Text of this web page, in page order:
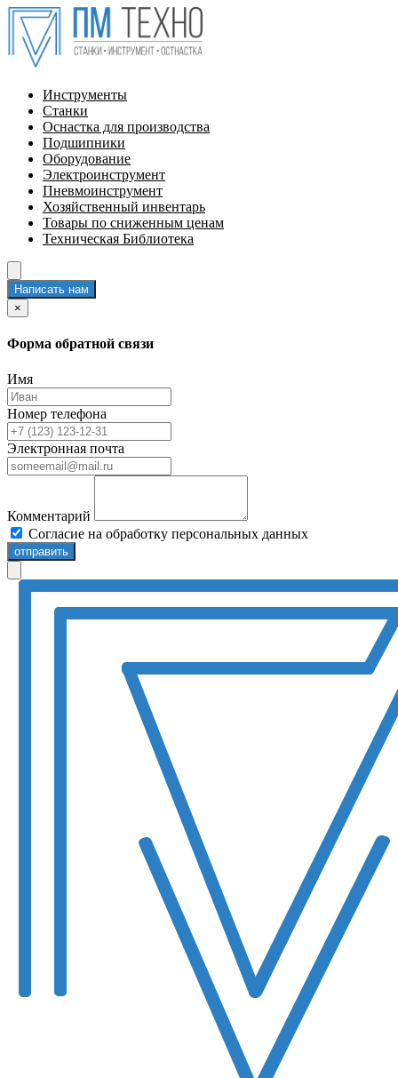
Инструменты
Станки
Оснастка для производства
Подшипники
Оборудование
Электроинструмент
Пневмоинструмент
Хозяйственный инвентарь
Товары по сниженным ценам
Техническая Библиотека
Написать нам
×
Форма обратной связи
Имя
Номер телефона
Электронная почта
Комментарий
Согласие на обработку персональных данных
отправить